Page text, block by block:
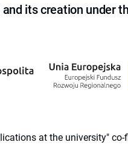
its creation under
at the university"